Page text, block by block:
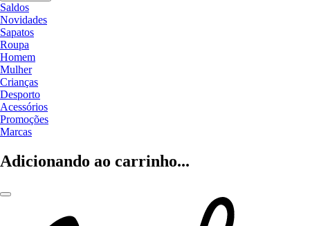
Saldos
Novidades
Sapatos
Roupa
Homem
Mulher
Crianças
Desporto
Acessórios
Promoções
Marcas
Adicionando ao carrinho...